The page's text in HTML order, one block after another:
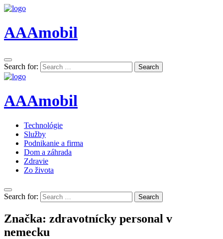
AAAmobil
Search for: Search
AAAmobil
Technológie
Služby
Podnikanie a firma
Dom a záhrada
Zdravie
Zo života
Search for: Search
Značka: zdravotnícky personal v
nemecku